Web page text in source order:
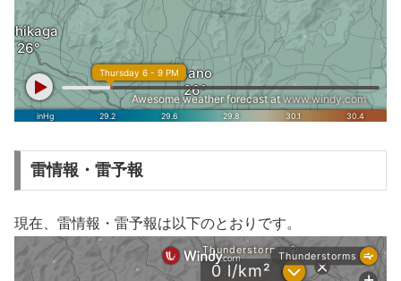
雷情報・雷予報
現在、雷情報・雷予報は以下のとおりです。